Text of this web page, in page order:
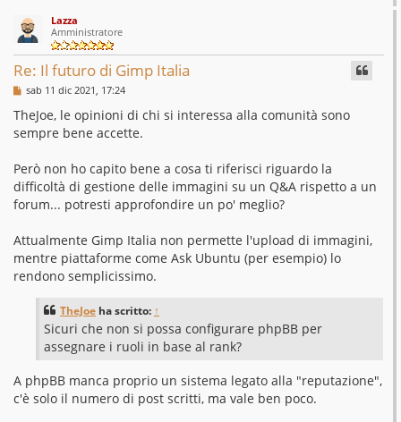
o
Lazza
Amministratore
Re: Il futuro di Gimp Italia
M
s
s
a
i
o
sab 11 dic 2021, 17:24
TheJoe, le opinioni di chi si interessa alla comunità sono
sempre bene accette.
Però non ho capito bene a cosa ti riferisci riguardo la
difficoltà di gestione delle immagini su un Q&A rispetto a un
forum... potresti approfondire un po' meglio?
Attualmente Gimp Italia non permette l'upload di immagini,
mentre piattaforme come Ask Ubuntu (per esempio) lo
rendono semplicissimo.
TheJoe ha scritto: ↑
Sicuri che non si possa configurare phpBB per
assegnare i ruoli in base al rank?
A phpBB manca proprio un sistema legato alla "reputazione",
c'è solo il numero di post scritti, ma vale ben poco.